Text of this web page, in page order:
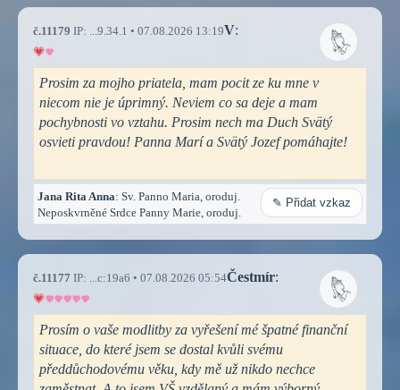
č.11179 IP: ...9.34.1 • 07.08.2026 13:19V:
Prosim za mojho priatela, mam pocit ze ku mne v
niecom nie je úprimný. Neviem co sa deje a mam
pochybnosti vo vztahu. Prosim nech ma Duch Svätý
osvieti pravdou! Panna Marí a Svätý Jozef pomáhajte!
Jana Rita Anna: Sv. Panno Maria, oroduj.
Neposkvrněné Srdce Panny Marie, oroduj.
✎ Přidat vzkaz
č.11177 IP: ...c:19a6 • 07.08.2026 05:54Čestmír:
Prosím o vaše modlitby za vyřešení mé špatné finanční
situace, do které jsem se dostal kvůli svému
předdůchodovému věku, kdy mě už nikdo nechce